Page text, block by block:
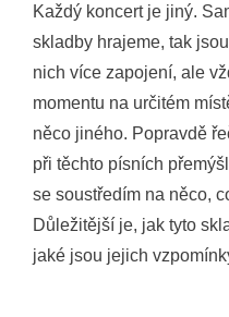
Každý koncert je jiný.
skladby hrajeme, tak
nich více zapojení, ale
momentu na určitém
něco jiného. Popravdě
při těchto písních
se soustředím na něco,
Důležitější je, jak tyto
jaké jsou jejich